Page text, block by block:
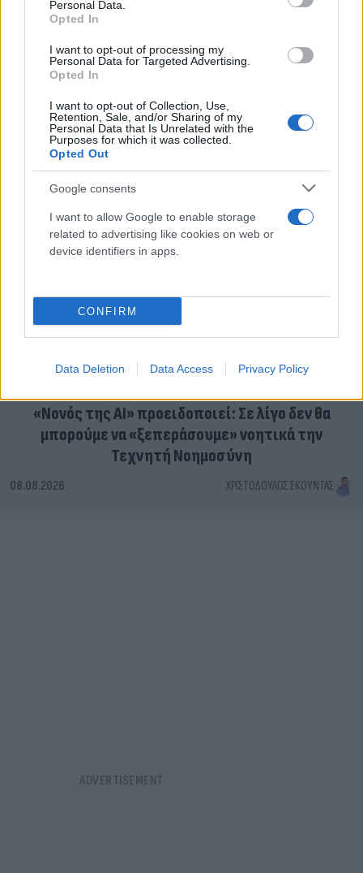
Personal Data.
Opted In
I want to opt-out of processing my
Personal Data for Targeted Advertising.
Opted In
I want to opt-out of Collection, Use,
Retention, Sale, and/or Sharing of my
Personal Data that Is Unrelated with the
Purposes for which it was collected.
Opted Out
Google consents
I want to allow Google to enable storage
related to advertising like cookies on web or
device identifiers in apps.
CONFIRM
Data Deletion Data Access Privacy Policy
«Νονός της AI» προειδοποιεί: Σε λίγο δεν θα
μπορούμε να «ξεπεράσουμε» νοητικά την
Τεχνητή Νοημοσύνη
08.08.2026 ΧΡΙΣΤΌΔΟΥΛΟΣ ΣΚΟΎΝΤΑΣ